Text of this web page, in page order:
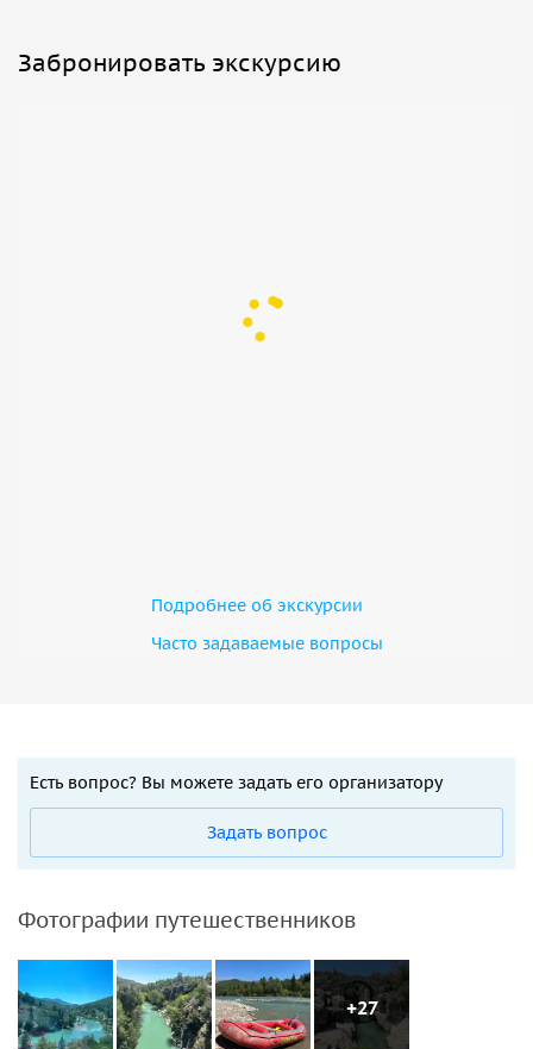
Забронировать экскурсию
Подробнее об экскурсии
Часто задаваемые вопросы
Есть вопрос? Вы можете задать его организатору
Задать вопрос
Фотографии путешественников
+27